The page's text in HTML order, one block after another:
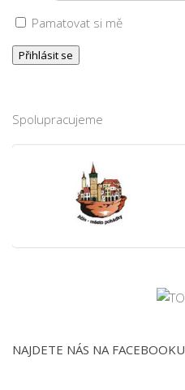
Pamatovat si mě
Spolupracujeme
NAJDETE NÁS NA FACEBOOKU